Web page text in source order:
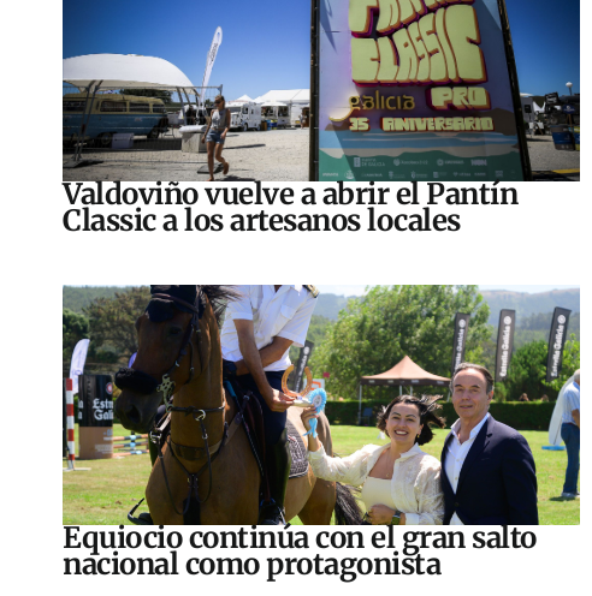
Valdoviño vuelve a abrir el Pantín
Classic a los artesanos locales
Equiocio continúa con el gran salto
nacional como protagonista